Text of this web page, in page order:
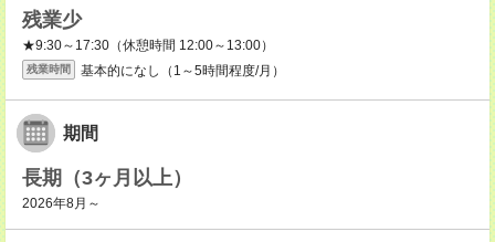
残業少
★9:30～17:30（休憩時間 12:00～13:00）
残業時間 基本的になし（1～5時間程度/月）
期間
長期（3ヶ月以上）
2026年8月～